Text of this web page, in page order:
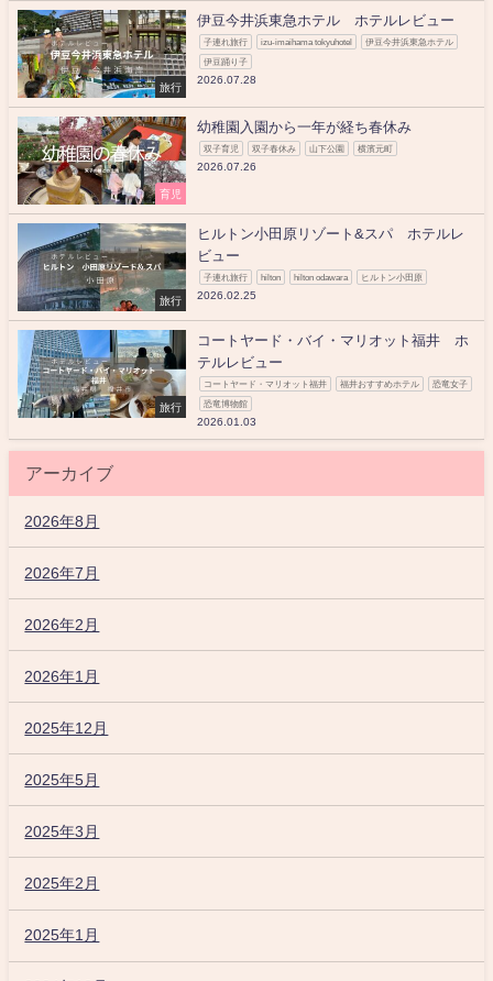
旅行
伊豆今井浜東急ホテル ホテルレビュー
子連れ旅行 izu-imaihama tokyuhotel 伊豆今井浜東急ホテル
伊豆踊り子
2026.07.28
育児
幼稚園入園から一年が経ち春休み
双子育児 双子春休み 山下公園 横濱元町
2026.07.26
旅行
ヒルトン小田原リゾート&スパ ホテルレ
ビュー
子連れ旅行 hilton hilton odawara ヒルトン小田原
2026.02.25
旅行
コートヤード・バイ・マリオット福井 ホ
テルレビュー
コートヤード・マリオット福井 福井おすすめホテル 恐竜女子
恐竜博物館
2026.01.03
アーカイブ
2026年8月
2026年7月
2026年2月
2026年1月
2025年12月
2025年5月
2025年3月
2025年2月
2025年1月